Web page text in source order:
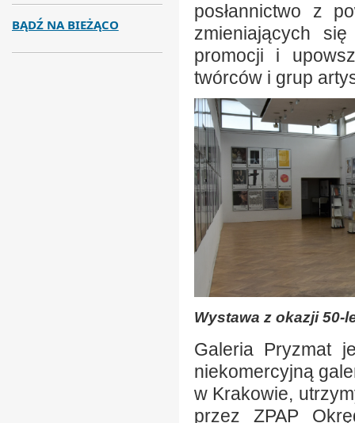
posłannictwo z
zmieniających
promocji i
twórców i grup
Wystawa z okazji 50-
Galeria Pryzmat
niekomercyjną
w Krakowie,
przez ZPAP
BĄDŹ NA BIEŻĄCO